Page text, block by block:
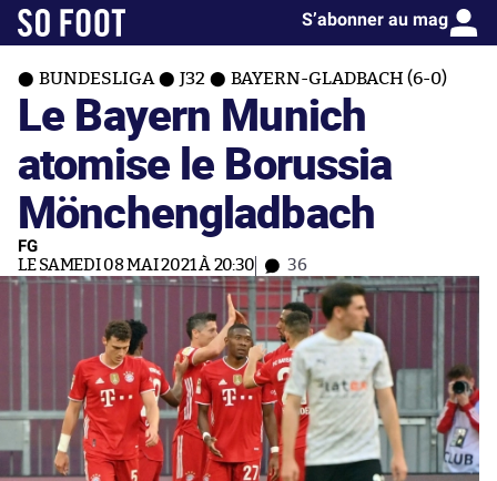
S’abonner au mag
BUNDESLIGA J32 BAYERN-GLADBACH (6-0)
Le Bayern Munich
atomise le Borussia
Mönchengladbach
FG
LE SAMEDI 08 MAI 2021 À 20:30 36